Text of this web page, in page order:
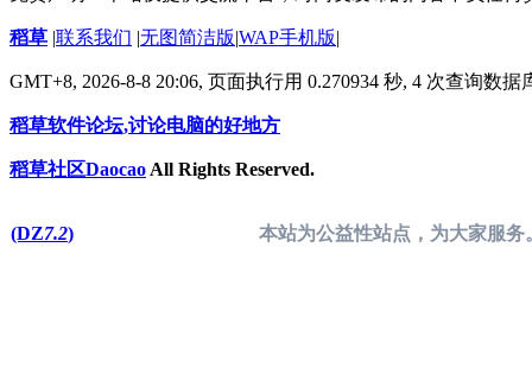
稻草 |联系我们 |无图简洁版|WAP手机版|
GMT+8, 2026-8-8 20:06, 页面执行用 0.270934 秒, 4 次查询数
稻草软件论坛,讨论电脑的好地方
稻草社区Daocao All Rights Reserved.
(DZ7.2) 本站为公益性站点，为大家服